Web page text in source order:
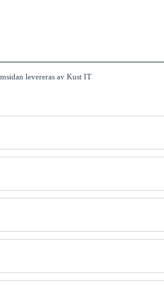
levereras av Kust IT